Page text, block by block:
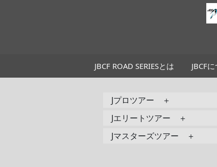
JBCF ROAD SERIESとは JBCF
Jプロツアー ＋
Jエリートツアー ＋
Jマスターズツアー ＋